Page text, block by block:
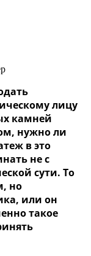
лицу
камней
нужно ли
в это
не с
сути. То
но
или он
такое